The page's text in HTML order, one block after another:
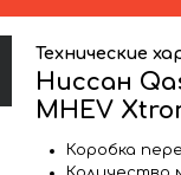
Технические
Ниссан
MHEV
Коробка